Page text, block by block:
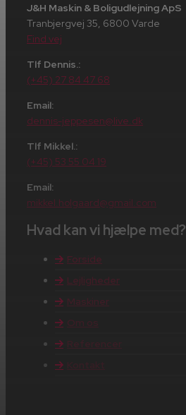
J&H Maskin & Boligudlejning ApS
Tranbjergvej 35, 6800 Varde
Find vej
Tlf Dennis.:
(+45) 27 84 47 68
Email:
dennis-jeppesen@live.dk
Tlf Mikkel.:
(+45) 53 55 04 19
Email:
mikkel.holgaard@gmail.com
Hvad kan vi hjælpe med?
Forside
Lejligheder
Maskiner
Om os
Referencer